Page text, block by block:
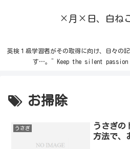
×月×日、白ね
英検１級学習者がその取得に向け、日々の
す…。”Keep the silent
お掃除
うさぎ
うさぎの
方法で、